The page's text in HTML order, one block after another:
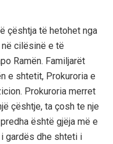
çështja të hetohet nga
cilësinë e të
Ramën. Familjarët
e shtetit, Prokuroria e
Prokuroria merret
çështje, ta çosh te nje
është gjëja më e
gardës dhe shteti i